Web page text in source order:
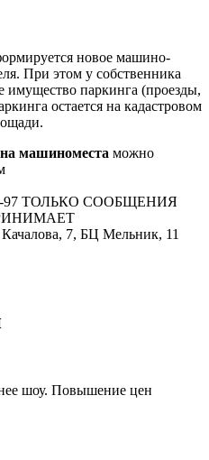
новое машино-
При этом у собственника
имущество паркинга (проезды,
остается на кадастровом
машиноместа можно
77-97 ТОЛЬКО СООБЩЕНИЯ
7, БЦ Мельник, 11
шоу. Повышение цен